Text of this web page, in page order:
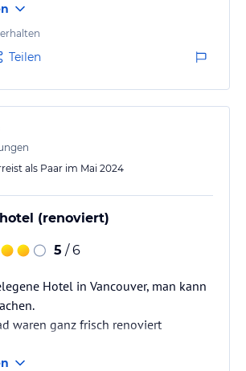
Teilen
als Paar im Mai 2024
(renoviert)
5 / 6
Hotel in Vancouver, man kann
waren ganz frisch renoviert